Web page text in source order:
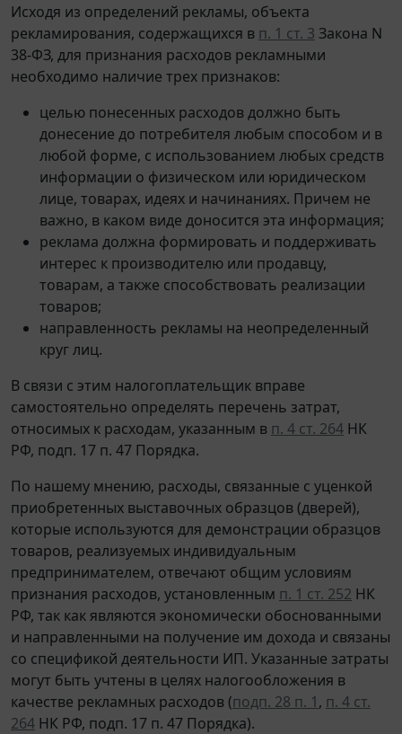
Исходя из определений рекламы, объекта
рекламирования, содержащихся в п. 1 ст. 3 Закона N
38-ФЗ, для признания расходов рекламными
необходимо наличие трех признаков:
целью понесенных расходов должно быть
донесение до потребителя любым способом и в
любой форме, с использованием любых средств
информации о физическом или юридическом
лице, товарах, идеях и начинаниях. Причем не
важно, в каком виде доносится эта информация;
реклама должна формировать и поддерживать
интерес к производителю или продавцу,
товарам, а также способствовать реализации
товаров;
направленность рекламы на неопределенный
круг лиц.
В связи с этим налогоплательщик вправе
самостоятельно определять перечень затрат,
относимых к расходам, указанным в п. 4 ст. 264 НК
РФ, подп. 17 п. 47 Порядка.
По нашему мнению, расходы, связанные с уценкой
приобретенных выставочных образцов (дверей),
которые используются для демонстрации образцов
товаров, реализуемых индивидуальным
предпринимателем, отвечают общим условиям
признания расходов, установленным п. 1 ст. 252 НК
РФ, так как являются экономически обоснованными
и направленными на получение им дохода и связаны
со спецификой деятельности ИП. Указанные затраты
могут быть учтены в целях налогообложения в
качестве рекламных расходов (подп. 28 п. 1, п. 4 ст.
264 НК РФ, подп. 17 п. 47 Порядка).